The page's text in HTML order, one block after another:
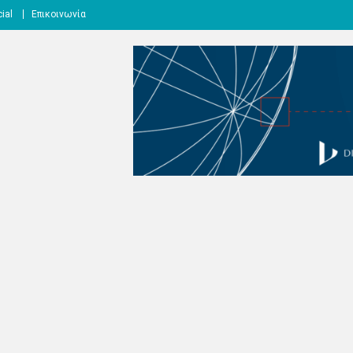
Επικοινωνία